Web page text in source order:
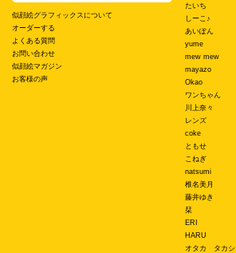
似顔絵グラフィックスについて
オーダーする
よくある質問
お問い合わせ
似顔絵マガジン
お客様の声
たいち
しーこ♪
あいぽん
yume
mew mew
mayazo
Okao
ワンちゃん
川上奈々
レンズ
coke
ともせ
こねぎ
natsumi
椎名美月
藤井ゆき
栞
ERI
HARU
オタカ タカシ